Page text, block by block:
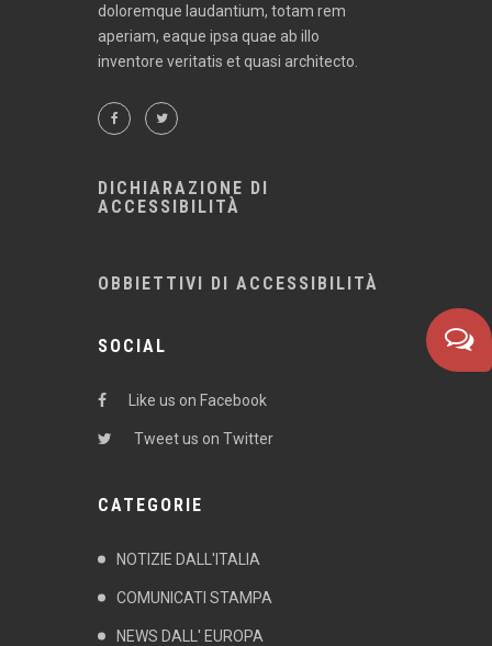
doloremque laudantium, totam rem
aperiam, eaque ipsa quae ab illo
inventore veritatis et quasi architecto.
DICHIARAZIONE DI
ACCESSIBILITÀ
OBBIETTIVI DI ACCESSIBILITÀ
SOCIAL
Like us on Facebook
Tweet us on Twitter
CATEGORIE
NOTIZIE DALL'ITALIA
COMUNICATI STAMPA
NEWS DALL' EUROPA